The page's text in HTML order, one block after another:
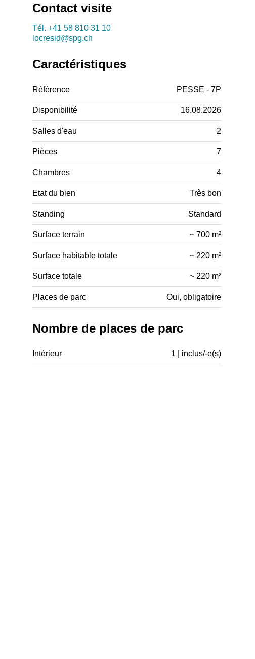
Contact visite
Tél. +41 58 810 31 10
locresid@spg.ch
Caractéristiques
Référence PESSE - 7P
Disponibilité 16.08.2026
Salles d'eau 2
Pièces 7
Chambres 4
Etat du bien Très bon
Standing Standard
Surface terrain ~ 700 m²
Surface habitable totale ~ 220 m²
Surface totale ~ 220 m²
Places de parc Oui, obligatoire
Nombre de places de parc
Intérieur 1 | inclus/-e(s)